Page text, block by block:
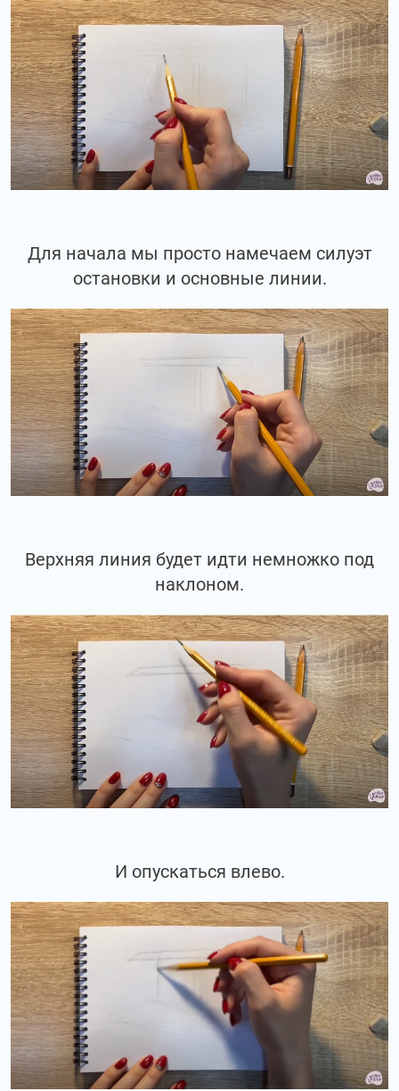
Для начала мы просто намечаем силуэт
остановки и основные линии.
Верхняя линия будет идти немножко под
наклоном.
И опускаться влево.